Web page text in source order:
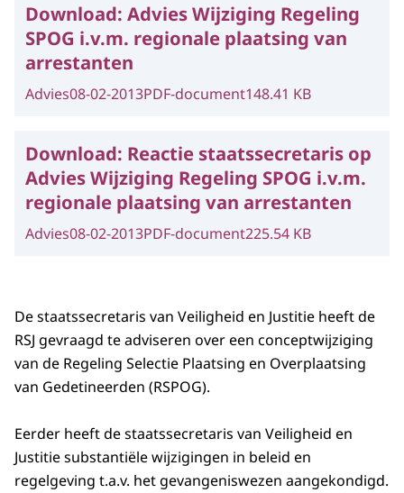
Download: Advies Wijziging Regeling
SPOG i.v.m. regionale plaatsing van
arrestanten
Advies08-02-2013PDF-document148.41 KB
Download: Reactie staatssecretaris op
Advies Wijziging Regeling SPOG i.v.m.
regionale plaatsing van arrestanten
Advies08-02-2013PDF-document225.54 KB
De staatssecretaris van Veiligheid en Justitie heeft de
RSJ gevraagd te adviseren over een conceptwijziging
van de Regeling Selectie Plaatsing en Overplaatsing
van Gedetineerden (RSPOG).
Eerder heeft de staatssecretaris van Veiligheid en
Justitie substantiële wijzigingen in beleid en
regelgeving t.a.v. het gevangeniswezen aangekondigd.